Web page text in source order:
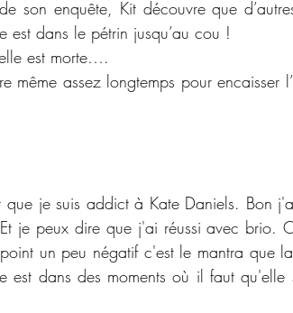
son enquête, Kit découvre que
est dans le pétrin jusqu’au cou !
est morte….
assez longtemps pour encaisser
je suis addict à Kate Daniels. Bon
je peux dire que j'ai réussi avec brio.
un peu négatif c'est le mantra que
est dans des moments où il faut qu'elle